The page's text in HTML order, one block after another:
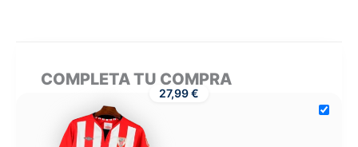
COMPLETA TU COMPRA
27,99 €